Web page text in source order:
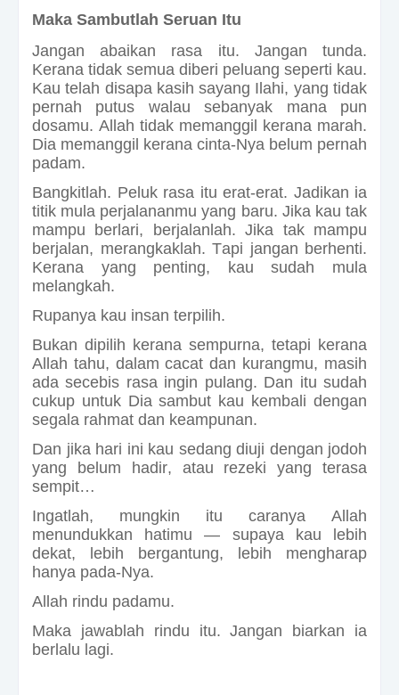
Maka Sambutlah Seruan Itu
Jangan abaikan rasa itu. Jangan tunda.
Kerana tidak semua diberi peluang seperti kau.
Kau telah disapa kasih sayang Ilahi, yang tidak
pernah putus walau sebanyak mana pun
dosamu. Allah tidak memanggil kerana marah.
Dia memanggil kerana cinta-Nya belum pernah
padam.
Bangkitlah. Peluk rasa itu erat-erat. Jadikan ia
titik mula perjalananmu yang baru. Jika kau tak
mampu berlari, berjalanlah. Jika tak mampu
berjalan, merangkaklah. Tapi jangan berhenti.
Kerana yang penting, kau sudah mula
melangkah.
Rupanya kau insan terpilih.
Bukan dipilih kerana sempurna, tetapi kerana
Allah tahu, dalam cacat dan kurangmu, masih
ada secebis rasa ingin pulang. Dan itu sudah
cukup untuk Dia sambut kau kembali dengan
segala rahmat dan keampunan.
Dan jika hari ini kau sedang diuji dengan jodoh
yang belum hadir, atau rezeki yang terasa
sempit…
Ingatlah, mungkin itu caranya Allah
menundukkan hatimu — supaya kau lebih
dekat, lebih bergantung, lebih mengharap
hanya pada-Nya.
Allah rindu padamu.
Maka jawablah rindu itu. Jangan biarkan ia
berlalu lagi.